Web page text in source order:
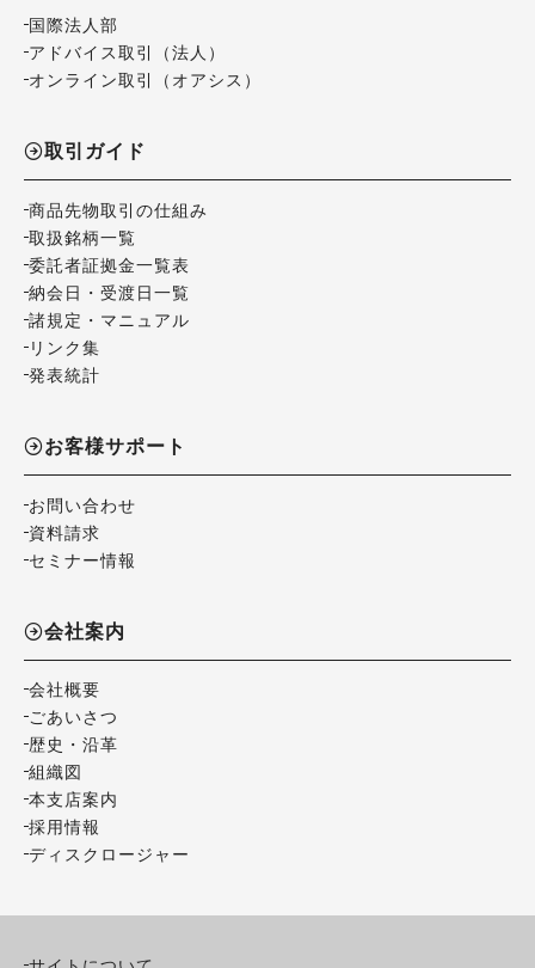
国際法人部
アドバイス取引（法人）
オンライン取引（オアシス）
取引ガイド
商品先物取引の仕組み
取扱銘柄一覧
委託者証拠金一覧表
納会日・受渡日一覧
諸規定・マニュアル
リンク集
発表統計
お客様サポート
お問い合わせ
資料請求
セミナー情報
会社案内
会社概要
ごあいさつ
歴史・沿革
組織図
本支店案内
採用情報
ディスクロージャー